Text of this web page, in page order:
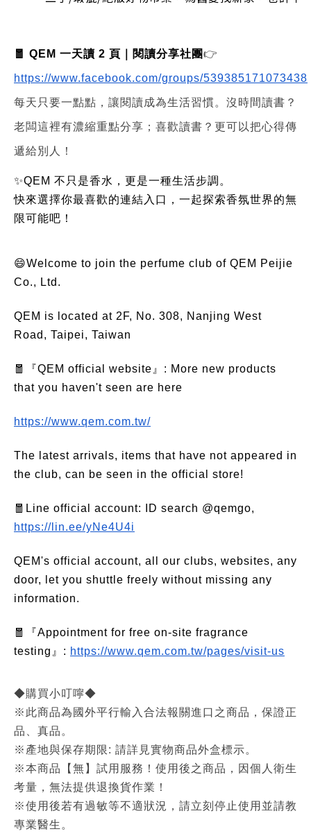
🧧 QEM 一天讀 2 頁｜閱讀分享社團👉
https://www.facebook.com/groups/539385171073438
每天只要一點點，讓閱讀成為生活習慣。沒時間讀書？
老闆這裡有濃縮重點分享；喜歡讀書？更可以把心得傳
遞給別人！
✨QEM 不只是香水，更是一種生活步調。
快來選擇你最喜歡的連結入口，一起探索香氛世界的無
限可能吧！
😄Welcome to join the perfume club of QEM Peijie
Co., Ltd.
QEM is located at 2F, No. 308, Nanjing West
Road, Taipei, Taiwan
🧧『QEM official website』: More new products
that you haven't seen are here
https://www.qem.com.tw/
The latest arrivals, items that have not appeared in
the club, can be seen in the official store!
🧧Line official account: ID search @qemgo,
https://lin.ee/yNe4U4i
QEM's official account, all our clubs, websites, any
door, let you shuttle freely without missing any
information.
🧧『Appointment for free on-site fragrance
testing』: https://www.qem.com.tw/pages/visit-us
◆購買小叮嚀◆
※此商品為國外平行輸入合法報關進口之商品，保證正
品、真品。
※產地與保存期限: 請詳見實物商品外盒標示。
※本商品【無】試用服務！使用後之商品，因個人衛生
考量，無法提供退換貨作業！
※使用後若有過敏等不適狀況，請立刻停止使用並請教
專業醫生。